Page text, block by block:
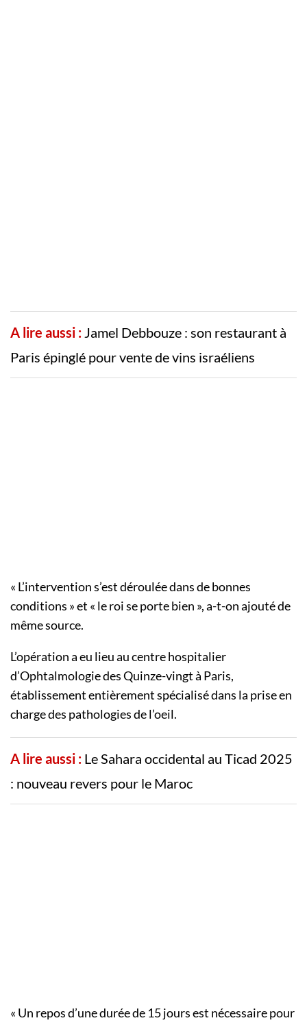
A lire aussi : Jamel Debbouze : son restaurant à
Paris épinglé pour vente de vins israéliens
« L’intervention s’est déroulée dans de bonnes
conditions » et « le roi se porte bien », a-t-on ajouté de
même source.
L’opération a eu lieu au centre hospitalier
d’Ophtalmologie des Quinze-vingt à Paris,
établissement entièrement spécialisé dans la prise en
charge des pathologies de l’oeil.
A lire aussi : Le Sahara occidental au Ticad 2025
: nouveau revers pour le Maroc
« Un repos d’une durée de 15 jours est nécessaire pour